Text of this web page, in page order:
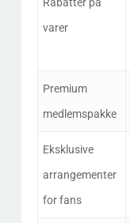
varer
Premium
medlemspakke
Eksklusive
arrangementer
for fans